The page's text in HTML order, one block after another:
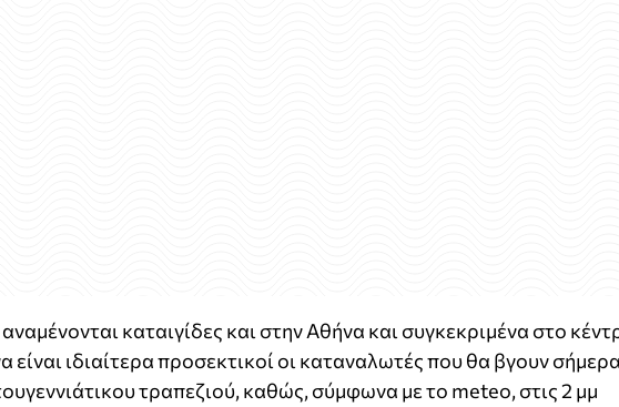
καταιγίδες και στην Αθήνα και συγκεκριμένα στο
είναι ιδιαίτερα προσεκτικοί οι καταναλωτές που θα βγουν
τραπεζιού, καθώς, σύμφωνα με το meteo, στις 2 μμ